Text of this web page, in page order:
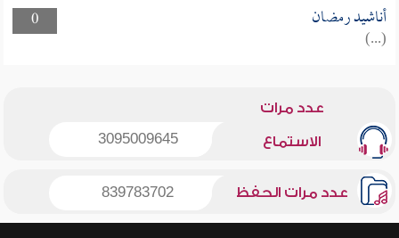
0
أناشيد رمضان
(...)
عدد مرات
الاستماع 3095009645
عدد مرات الحفظ 839783702